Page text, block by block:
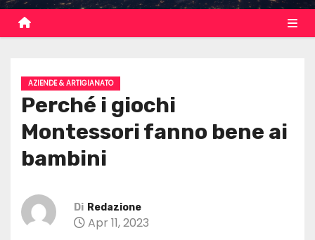
t
AZIENDE & ARTIGIANATO
Perché i giochi
Montessori fanno bene ai
bambini
Di Redazione
Apr 11, 2023